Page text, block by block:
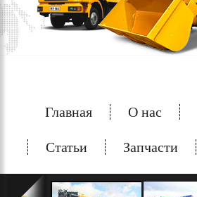
Главная О нас
Статьи Запчасти